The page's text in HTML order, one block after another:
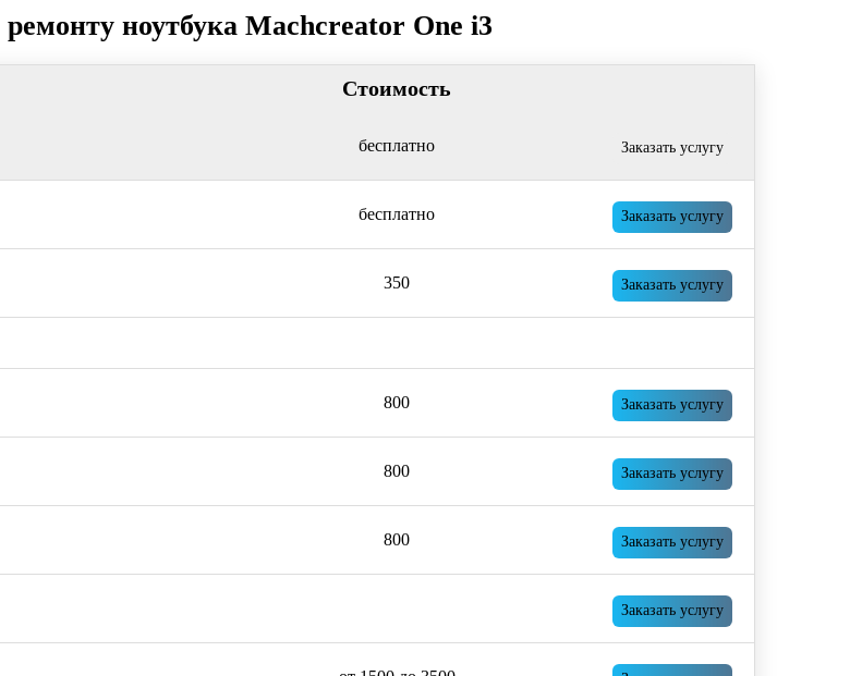
ноутбука Machcreator One i3
Стоимость
бесплатно Заказать услугу
бесплатно Заказать услугу
350 Заказать услугу
800 Заказать услугу
800 Заказать услугу
800 Заказать услугу
Заказать услугу